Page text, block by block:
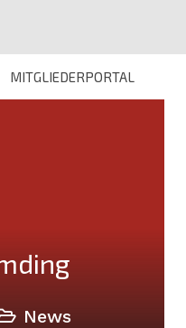
MITGLIEDERPORTAL
News